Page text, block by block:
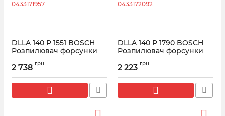
DLLA 140 P 1551 BOSCH
Розпилювач форсунки
Артикул:
2 738 грн
DLLA 140 P 1790 BOSCH
Розпилювач форсунки
Артикул:
2 223 грн